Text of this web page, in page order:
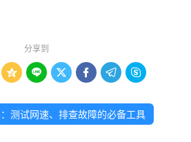
分享到
     
测试网速、排查故障的必备工具